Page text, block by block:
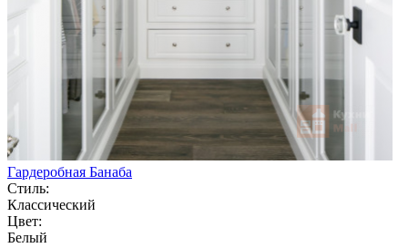
Гардеробная Банаба
Стиль:
Классический
Цвет:
Белый